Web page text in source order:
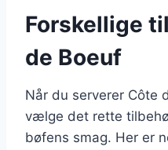
Forskellige
de Boeuf
Når du serverer Côte
vælge det rette
bøfens smag. Her er